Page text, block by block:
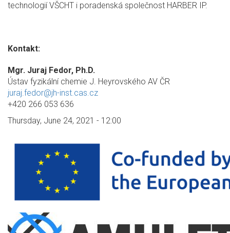
technologií VŠCHT i poradenská společnost HARBER IP.
Kontakt:
Mgr. Juraj Fedor, Ph.D.
Ústav fyzikální chemie J. Heyrovského AV ČR
juraj.fedor@jh-inst.cas.cz
+420 266 053 636
Thursday, June 24, 2021 - 12:00